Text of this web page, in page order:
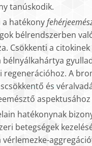
tanúskodik.
a hatékony
bélrendszerben
Csökkenti a
bélnyálkahártya
regenerációhoz. A
és
hatékonynak
betegségek
vérlemezke-